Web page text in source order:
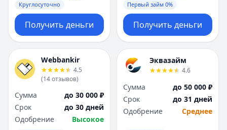
Круглосуточно
Получить деньги
Первый займ 0%
Получить деньги
Webbankir
4.5
(14отзывов)
Сумма
до 30 000 ₽
Срок
до 30 дней
Одобрение
Высокое
Эквазайм
4.6
Сумма
до 50 000 ₽
Срок
до 31 дней
Одобрение
Среднее